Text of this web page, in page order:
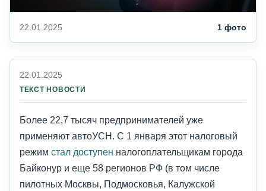
22.01.2025 1 фото
22.01.2025
ТЕКСТ НОВОСТИ
Более 22,7 тысяч предпринимателей уже
применяют автоУСН. С 1 января этот налоговый
режим стал доступен налогоплательщикам города
Байконур и еще 58 регионов РФ (в том числе
пилотных Москвы, Подмосковья, Калужской